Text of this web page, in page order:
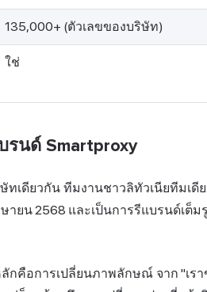
135,000+ (ตัวเลขของบริษัท)
ใช่
รนด์ Smartproxy
ทเดียวกัน ทีมงานชาวลิทัวเนียทีมเดี
ายน 2568 และเป็นการรีแบรนด์เต็
กคือการเปลี่ยนภาพลักษณ์ จาก "เ